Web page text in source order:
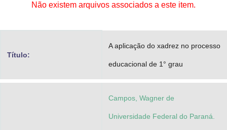
Não existem arquivos associados a este item.
Título:
A aplicação do xadrez no processo
educacional de 1° grau
Campos, Wagner de
Universidade Federal do Paraná.